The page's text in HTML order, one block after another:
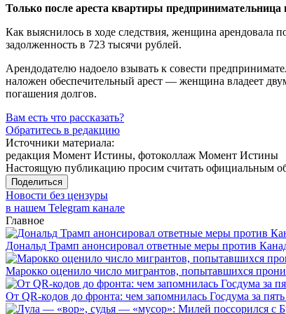
Только после ареста квартиры предпринимательница
Как выяснилось в ходе следствия, женщина арендовала
задолженность в 723 тысячи рублей.
Арендодателю надоело взывать к совести
наложен обеспечительный арест — женщина владеет
погашения долгов.
Вам есть что рассказать?
Обратитесь в редакцию
Источники материала:
редакция Момент Истины, фотоколлаж Момент Истины
Настоящую публикацию просим считать официальным
Поделиться
Новости без цензуры
в нашем Telegram канале
Главное
Дональд Трамп анонсировал ответные меры против
Марокко оценило число мигрантов, попытавшихся
От QR-кодов до фронта: чем запомнилась Госдума за пять